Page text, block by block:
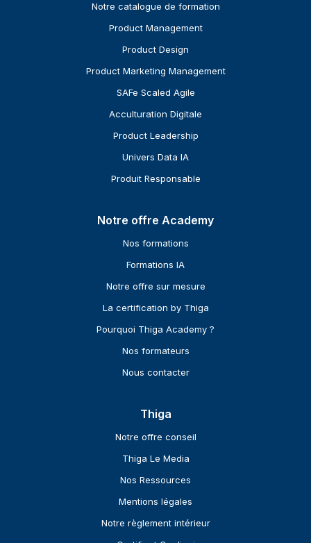
Notre catalogue de formation
Product Management
Product Design
Product Marketing Management
SAFe Scaled Agile
Acculturation Digitale
Product Leadership
Univers Data IA
Produit Responsable
Notre offre Academy
Nos formations
Formations IA
Notre offre sur mesure
La certification by Thiga
Pourquoi Thiga Academy ?
Nos formateurs
Nous contacter
Thiga
Notre offre conseil
Thiga Le Media
Nos Ressources
Mentions légales
Notre règlement intérieur